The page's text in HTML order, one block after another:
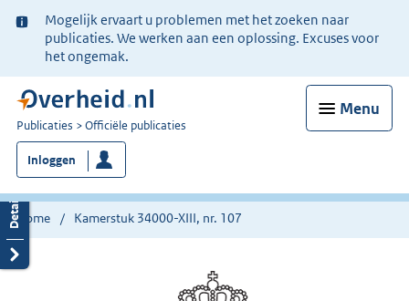
Ter
informatie:
Mogelijk ervaart u problemen met het zoeken naar
publicaties. We werken aan een oplossing. Excuses voor
het ongemak.
Menu
U
bent
nu
hier:
Publicaties Officiële publicaties
Inloggen
Home Kamerstuk 34000-XIII, nr. 107